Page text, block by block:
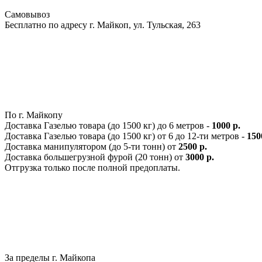
Самовывоз
Бесплатно по адресу г. Майкоп, ул. Тульская, 263
По г. Майкопу
Доставка Газелью товара (до 1500 кг) до 6 метров - 1000 р.
Доставка Газелью товара (до 1500 кг) от 6 до 12-ти метров -
Доставка манипулятором (до 5-ти тонн) от 2500 р.
Доставка большегрузной фурой (20 тонн) от 3000 р.
Отгрузка только после полной предоплаты.
За пределы г. Майкопа